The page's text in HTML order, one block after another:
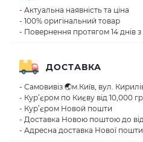
- Актуальна наявність та ціна
- 100% оригінальний товар
- Повернення протягом 14 днів
ДОСТАВКА
- Самовивіз 🌏м.Київ, вул.
- Кур’єром по Києву від 10,000
- Кур’єром Новой пошти
- Доставка Новою поштою до
- Адресна доставка Нової пошти